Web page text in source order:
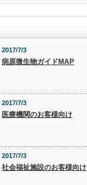
2017/7/3
病原微生物ガイドMAP
2017/7/3
医療機関のお客様向け
2017/7/3
社会福祉施設のお客様向け